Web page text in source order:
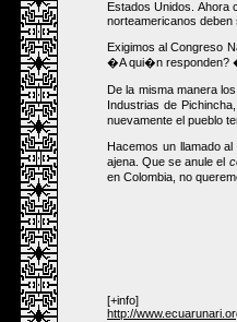
Estados Unidos. Ahora
norteamericanos deben
Exigimos al Congreso
�A qui�n responden?
De la misma manera
Industrias de
nuevamente el pueblo
Hacemos un llamado
ajena. Que se anule el
en Colombia, no
[+info]
http://